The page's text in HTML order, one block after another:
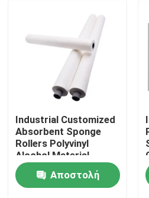
Αρχική Σελίδα
Industrial Customized
Absorbent Sponge
Rollers Polyvinyl
Alcohol Material
Absorb Water Sponge
Roller For Glass
Industry
Αποστολή